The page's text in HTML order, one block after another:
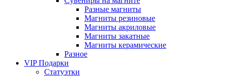
Разные магниты
Магниты резиновые
Магниты акриловые
Магниты закатные
Магниты керамические
Разное
VIP Подарки
Статуэтки